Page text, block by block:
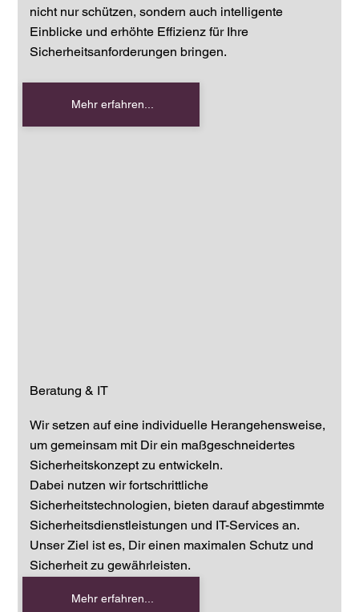
Mehr erfahren...
nicht nur schützen, sondern auch intelligente
Einblicke und erhöhte Effizienz für Ihre
Sicherheitsanforderungen bringen.
Mehr erfahren...
Beratung & IT
Wir setzen auf eine individuelle Herangehensweise,
um gemeinsam mit Dir ein maßgeschneidertes
Sicherheitskonzept zu entwickeln.
Dabei nutzen wir fortschrittliche
Sicherheitstechnologien, bieten darauf abgestimmte
Sicherheitsdienstleistungen und IT-Services an.
Unser Ziel ist es, Dir einen maximalen Schutz und
Sicherheit zu gewährleisten.